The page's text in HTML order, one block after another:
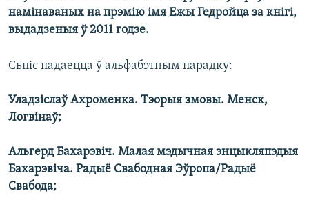
намінаваных на прэмію імя Ежы Гедройца за кнігі,
выдадзеныя ў 2011 годзе.
Сьпіс падаецца ў альфабэтным парадку:
Уладзіслаў Ахроменка. Тэорыя змовы. Менск,
Логвінаў;
Альгерд Бахарэвіч. Малая мэдычная энцыкляпэдыя
Бахарэвіча. Радыё Свабодная Эўропа/Радыё
Свабода;